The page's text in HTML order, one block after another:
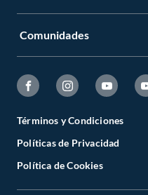
Comunidades
Términos y Condiciones
Políticas de Privacidad
Política de Cookies